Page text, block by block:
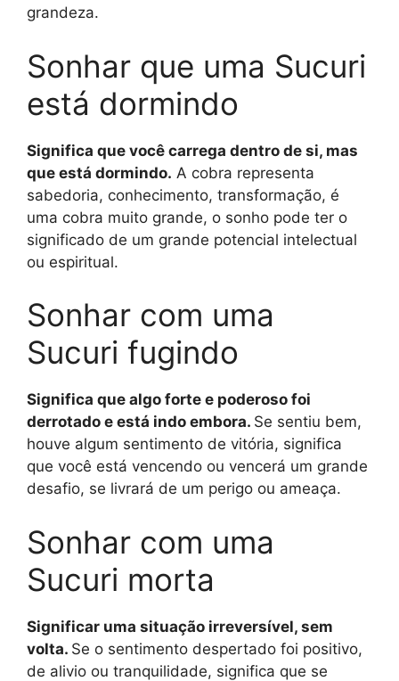
grandeza.
Sonhar que uma Sucuri
está dormindo
Significa que você carrega dentro de si, mas
que está dormindo. A cobra representa
sabedoria, conhecimento, transformação, é
uma cobra muito grande, o sonho pode ter o
significado de um grande potencial intelectual
ou espiritual.
Sonhar com uma
Sucuri fugindo
Significa que algo forte e poderoso foi
derrotado e está indo embora. Se sentiu bem,
houve algum sentimento de vitória, significa
que você está vencendo ou vencerá um grande
desafio, se livrará de um perigo ou ameaça.
Sonhar com uma
Sucuri morta
Significar uma situação irreversível, sem
volta. Se o sentimento despertado foi positivo,
de alivio ou tranquilidade, significa que se